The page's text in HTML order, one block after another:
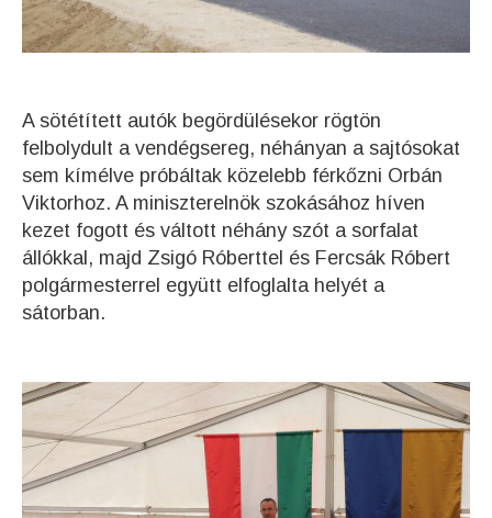
A sötétített autók begördülésekor rögtön
felbolydult a vendégsereg, néhányan a sajtósokat
sem kímélve próbáltak közelebb férkőzni Orbán
Viktorhoz. A miniszterelnök szokásához híven
kezet fogott és váltott néhány szót a sorfalat
állókkal, majd Zsigó Róberttel és Fercsák Róbert
polgármesterrel együtt elfoglalta helyét a
sátorban.